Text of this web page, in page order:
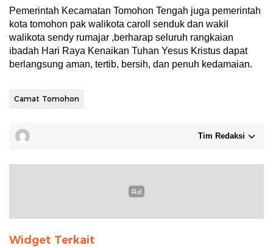
Pemerintah Kecamatan Tomohon Tengah juga pemerintah
kota tomohon pak walikota caroll senduk dan wakil
walikota sendy rumajar ,berharap seluruh rangkaian
ibadah Hari Raya Kenaikan Tuhan Yesus Kristus dapat
berlangsung aman, tertib, bersih, dan penuh kedamaian.
Camat Tomohon
Tim Redaksi
Widget Terkait